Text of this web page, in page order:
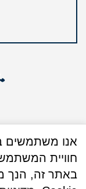
ימים א + ד:
חוויית
באתר זה, הנך